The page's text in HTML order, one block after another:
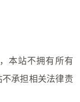
本站不拥有所有
承担相关法律责